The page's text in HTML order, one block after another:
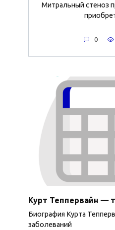
Митральный стеноз
0
Курт Теппервайн —
Биография Курта
заболеваний